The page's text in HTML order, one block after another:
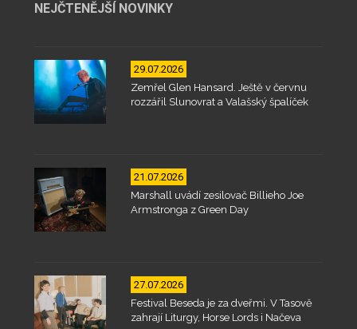
NEJČTENĚJŠÍ NOVINKY
29.07.2026
Zemřel Glen Hansard. Ještě v červnu
rozzářil Slunovrat a Valašský špalíček
21.07.2026
Marshall uvádí zesilovač Billieho Joe
Armstronga z Green Day
27.07.2026
Festival Beseda je za dveřmi. V Tasově
zahrají Liturgy, Horse Lords i Načeva